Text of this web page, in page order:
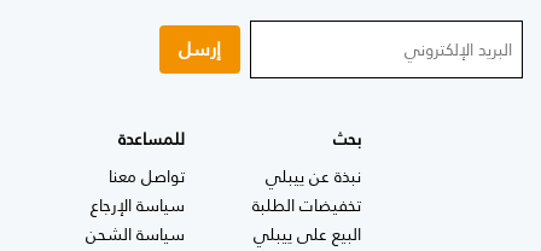
إرسل
بحث
نبذة عن ييبلي
تخفيضات الطلبة
البيع على ييبلي
للمساعدة
تواصل معنا
سياسة الإرجاع
سياسة الشحن